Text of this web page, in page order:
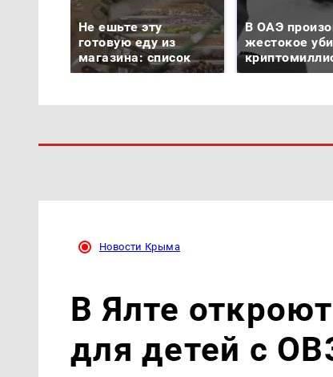
Не ешьте эту
готовую еду из
магазина: список
В ОАЭ
жестокое
Новости Крыма
В Ялте
для детей с